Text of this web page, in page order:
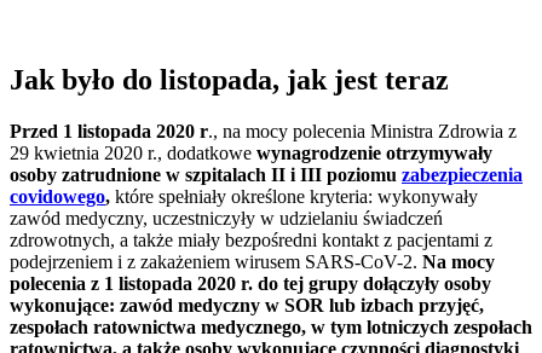
Jak było do listopada, jak jest teraz
Przed 1 listopada 2020 r., na mocy polecenia Ministra Zdrowia z
29 kwietnia 2020 r., dodatkowe wynagrodzenie otrzymywały
osoby zatrudnione w szpitalach II i III poziomu zabezpieczenia
covidowego, które spełniały określone kryteria: wykonywały
zawód medyczny, uczestniczyły w udzielaniu świadczeń
zdrowotnych, a także miały bezpośredni kontakt z pacjentami z
podejrzeniem i z zakażeniem wirusem SARS-CoV-2. Na mocy
polecenia z 1 listopada 2020 r. do tej grupy dołączyły osoby
wykonujące: zawód medyczny w SOR lub izbach przyjęć,
zespołach ratownictwa medycznego, w tym lotniczych zespołach